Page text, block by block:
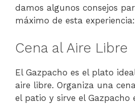
damos algunos consejos
máximo de esta experiencia:
Cena al Aire Libre
El Gazpacho es el plato
aire libre. Organiza una
el patio y sirve el Gazpacho